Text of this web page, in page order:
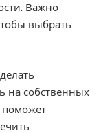
Важно
выбрать
на собственных
поможет